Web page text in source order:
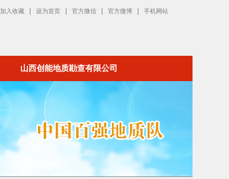
加入收藏 设为首页 官方微信 官方微博 手机网站
山西创能地质勘查有限公司